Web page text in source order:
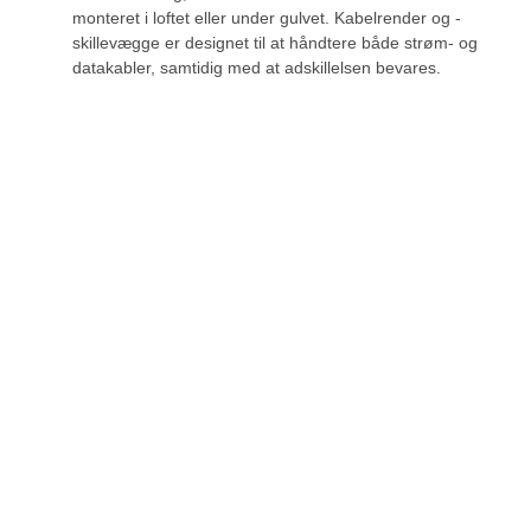
monteret i loftet eller under gulvet. Kabelrender og -
skillevægge er designet til at håndtere både strøm- og
datakabler, samtidig med at adskillelsen bevares.